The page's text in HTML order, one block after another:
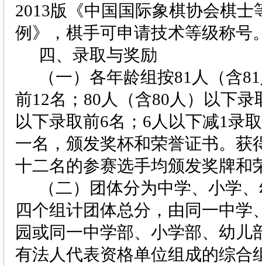
2013版《中国国际象棋协会棋士
例》，棋手可申请技术等级称号
四、录取与奖励
（一）各年龄组按81 人（含81
前12名； 80 人（含80 人）以下录
以下录取前6名； 6 人以下减1录
一名，颁发奖杯和荣誉证书。获
十二名的参赛选手均颁发奖牌和
（二）团体分为中学、小学
四个组计团体总分，由同一中学
园或同一中学部、小学部、幼儿
有法人代表资格单位组成的综合